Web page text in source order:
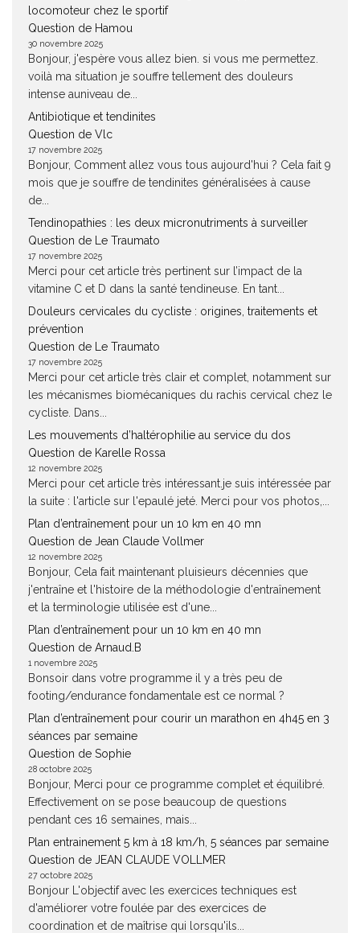
locomoteur chez le sportif
Question de Hamou
30 novembre 2025
Bonjour, j'espère vous allez bien. si vous me permettez.
voilà ma situation je souffre tellement des douleurs
intense auniveau de...
Antibiotique et tendinites
Question de Vlc
17 novembre 2025
Bonjour, Comment allez vous tous aujourd'hui ? Cela fait 9
mois que je souffre de tendinites généralisées à cause
de...
Tendinopathies : les deux micronutriments à surveiller
Question de Le Traumato
17 novembre 2025
Merci pour cet article très pertinent sur l’impact de la
vitamine C et D dans la santé tendineuse. En tant...
Douleurs cervicales du cycliste : origines, traitements et
prévention
Question de Le Traumato
17 novembre 2025
Merci pour cet article très clair et complet, notamment sur
les mécanismes biomécaniques du rachis cervical chez le
cycliste. Dans...
Les mouvements d’haltérophilie au service du dos
Question de Karelle Rossa
12 novembre 2025
Merci pour cet article très intéressant.je suis intéressée par
la suite : l'article sur l'epaulé jeté. Merci pour vos photos,...
Plan d’entraînement pour un 10 km en 40 mn
Question de Jean Claude Vollmer
12 novembre 2025
Bonjour, Cela fait maintenant pluisieurs décennies que
j'entraîne et l'histoire de la méthodologie d'entraînement
et la terminologie utilisée est d'une...
Plan d’entraînement pour un 10 km en 40 mn
Question de Arnaud.B
1 novembre 2025
Bonsoir dans votre programme il y a très peu de
footing/endurance fondamentale est ce normal ?
Plan d’entraînement pour courir un marathon en 4h45 en 3
séances par semaine
Question de Sophie
28 octobre 2025
Bonjour, Merci pour ce programme complet et équilibré.
Effectivement on se pose beaucoup de questions
pendant ces 16 semaines, mais...
Plan entrainement 5 km à 18 km/h, 5 séances par semaine
Question de JEAN CLAUDE VOLLMER
27 octobre 2025
Bonjour L'objectif avec les exercices techniques est
d'améliorer votre foulée par des exercices de
coordination et de maîtrise qui lorsqu'ils...